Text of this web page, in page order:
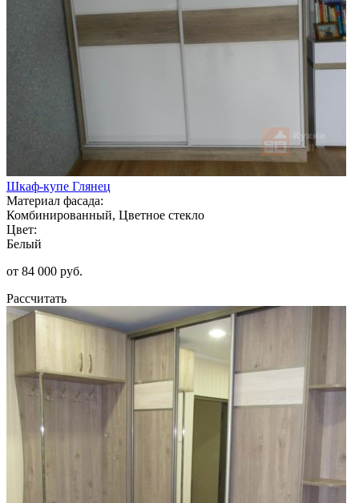
Шкаф-купе Глянец
Материал фасада:
Комбинированный, Цветное стекло
Цвет:
Белый
от 84 000 руб.
Рассчитать